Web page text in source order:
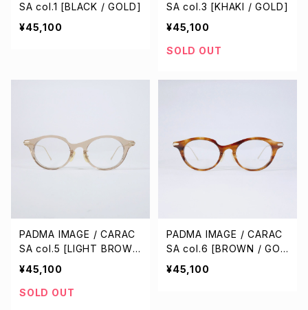
SA col.1 [BLACK / GOLD]
¥45,100
SA col.3 [KHAKI / GOLD]
¥45,100
SOLD OUT
PADMA IMAGE / CARAC
SA col.5 [LIGHT BROWN
/ GOLD]
¥45,100
SOLD OUT
PADMA IMAGE / CARAC
SA col.6 [BROWN / GOL
D]
¥45,100